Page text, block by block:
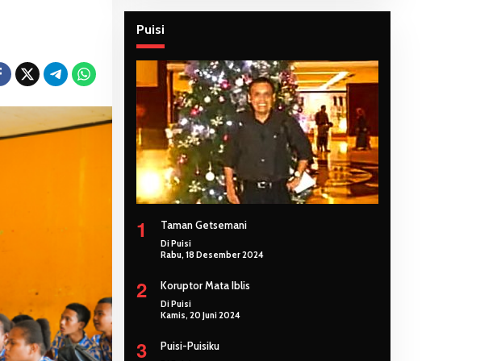
Puisi
1 Taman Getsemani
Di Puisi
Rabu, 18 Desember 2024
2 Koruptor Mata Iblis
Di Puisi
Kamis, 20 Juni 2024
3 Puisi-Puisiku